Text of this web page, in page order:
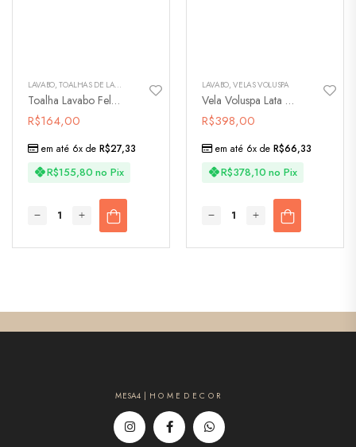
LAVABO,TOALHAS DE LAVABO
Toalha Lavabo Felpa Garden – 3165
R$164,00
R$155,80 no Pix
em até 6x de R$27,33
LAVABO,VELAS VOLUSPA
Vela Voluspa Lata 3 Pavios 60h Temple Moss – 3285
R$398,00
R$378,10 no Pix
em até 6x de R$66,33
MESA4 | H O M E D E C O R